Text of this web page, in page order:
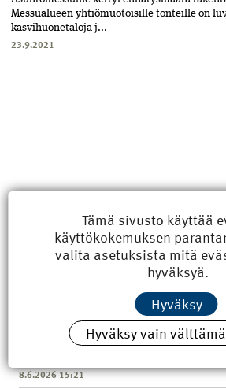
Messualueen yhtiömuotoisille tonteille on
kasvi­huonetaloja j...
23.9.2021
Uusimmat
8.6.2026 15:21
Tämä sivusto käyttää
käyttökokemuksen
valita asetuksista mitä
hyväksyä.
Hyväksy
Hyväksy vain